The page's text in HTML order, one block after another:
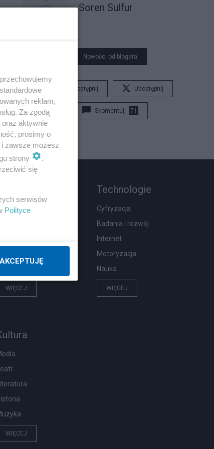
Soren Sulfur
Nowości od blogera
Udostępnij Udostępnij
Skomentuj 71
WIĘCEJ
Technologie
Cyfryzacja
Badania i rozwój
Internet
Motoryzacja
Nauka
WIĘCEJ
WIĘCEJ
reklam,
Za zgodą
aktywnie
prosimy o
i zawsze możesz
strony
.
się
serwisów
Polityce
AKCEPTUJĘ